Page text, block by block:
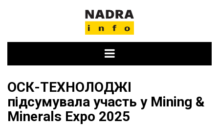
ОСК-ТЕХНОЛОДЖІ
підсумувала участь у Mining &
Minerals Expo 2025